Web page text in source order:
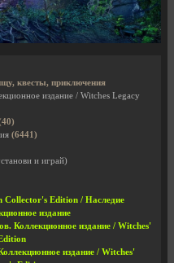
квесты, приключения
издание / Witches Legacy
(6441)
и играй)
Collector's Edition / Наследие
издание
Коллекционное издание / Witches'
издание / Witches'